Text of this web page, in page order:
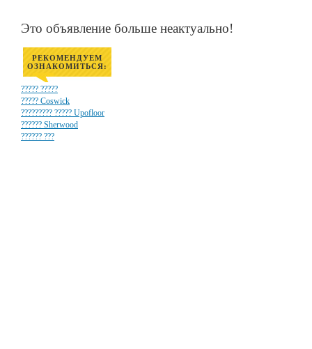
Это объявление больше неактуально!
РЕКОМЕНДУЕМ
ОЗНАКОМИТЬСЯ:
????? ?????
????? Coswick
????????? ????? Upofloor
?????? Sherwood
?????? ???